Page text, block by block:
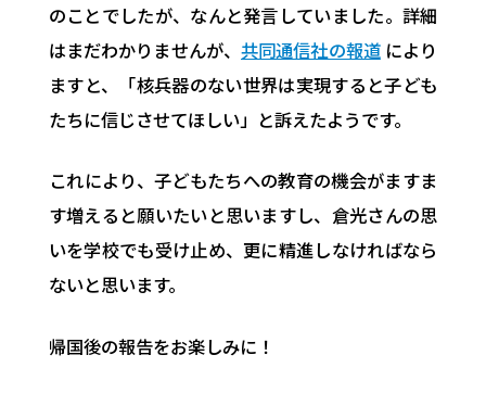
のことでしたが、なんと発言していました。詳細
はまだわかりませんが、 共同通信社の報道により
ますと、「核兵器のない世界は実現すると子ども
たちに信じさせてほしい」と訴えたようです。
これにより、子どもたちへの教育の機会がますま
す増えると願いたいと思いますし、倉光さんの思
いを学校でも受け止め、更に精進しなければなら
ないと思います。
帰国後の報告をお楽しみに！